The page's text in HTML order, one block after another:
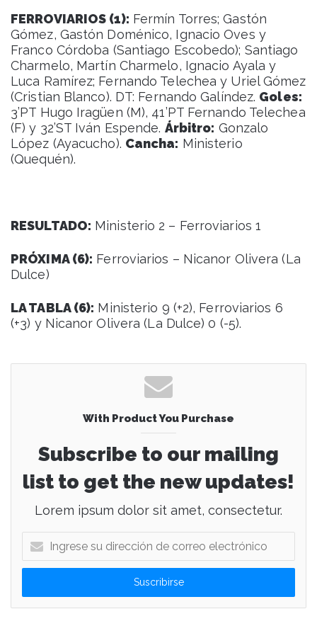
FERROVIARIOS (1): Fermín Torres; Gastón
Gómez, Gastón Doménico, Ignacio Oves y
Franco Córdoba (Santiago Escobedo); Santiago
Charmelo, Martín Charmelo, Ignacio Ayala y
Luca Ramírez; Fernando Telechea y Uriel Gómez
(Cristian Blanco). DT: Fernando Galíndez. Goles:
3’PT Hugo Iragüen (M), 41’PT Fernando Telechea
(F) y 32’ST Iván Espende. Árbitro: Gonzalo
López (Ayacucho). Cancha: Ministerio
(Quequén).
RESULTADO: Ministerio 2 – Ferroviarios 1
PRÓXIMA (6): Ferroviarios – Nicanor Olivera (La
Dulce)
LA TABLA (6): Ministerio 9 (+2), Ferroviarios 6
(+3) y Nicanor Olivera (La Dulce) 0 (-5).
With Product You Purchase
Subscribe to our mailing
list to get the new updates!
Lorem ipsum dolor sit amet, consectetur.
g
e